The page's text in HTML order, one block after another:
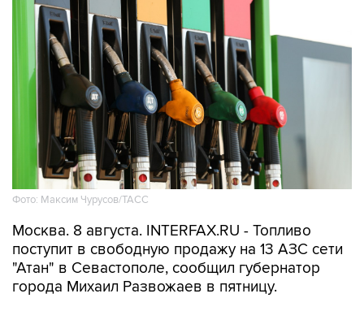
Фото: Максим Чурусов/ТАСС
Москва. 8 августа. INTERFAX.RU - Топливо
поступит в свободную продажу на 13 АЗС сети
"Атан" в Севастополе, сообщил губернатор
города Михаил Развожаев в пятницу.